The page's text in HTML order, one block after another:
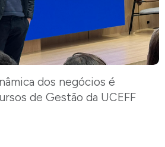
dos negócios é
de Gestão da UCEFF